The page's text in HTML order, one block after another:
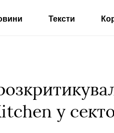
Тексти
у